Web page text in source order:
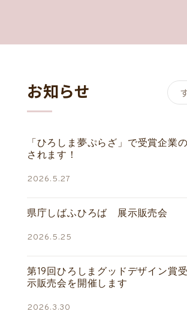
お知らせ
「ひろしま夢ぷらざ」で受賞企業
されます！
2026.5.27
県庁しばふひろば 展示販売会
2026.5.25
第19回ひろしまグッドデザイン賞
示販売会を開催します
2026.3.30